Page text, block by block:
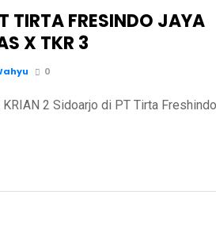
TIRTA FRESINDO JAYA
X TKR 3
0
2 Sidoarjo di PT Tirta